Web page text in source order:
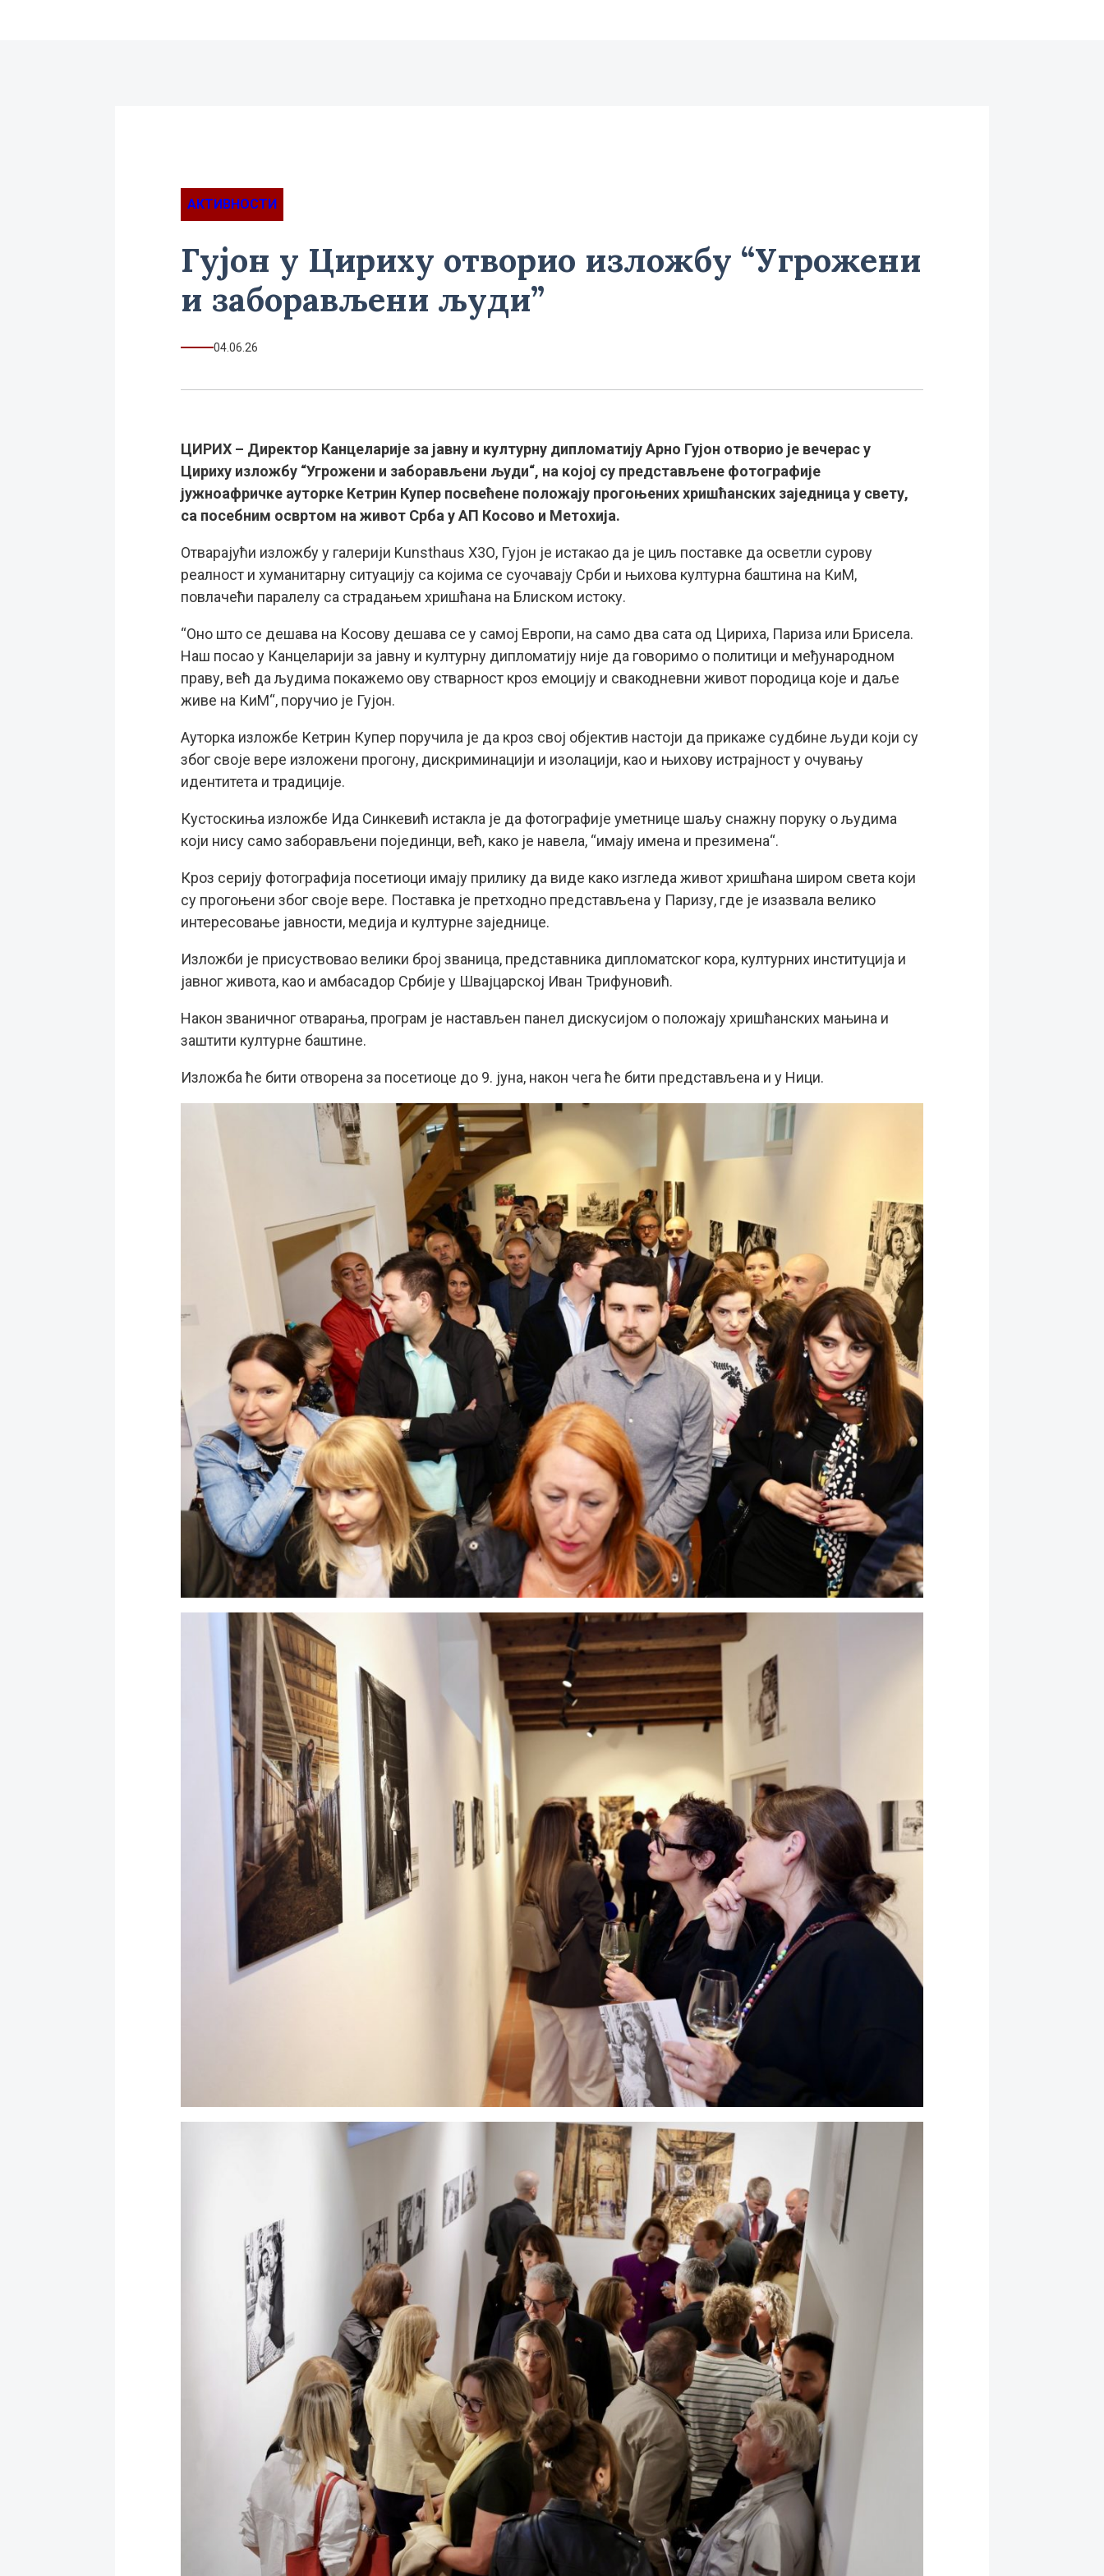
АКТИВНОСТИ
Гујон у Цириху отворио изложбу “Угрожени
и заборављени људи”
04.06.26
ЦИРИХ – Директор Канцеларије за јавну и културну дипломатију Арно Гујон отворио је вечерас у
Цириху изложбу “Угрожени и заборављени људи“, на којој су представљене фотографије
јужноафричке ауторке Кетрин Купер посвећене положају прогоњених хришћанских заједница у свету,
са посебним освртом на живот Срба у АП Косово и Метохија.
Отварајући изложбу у галерији Kunsthaus Х3О, Гујон је истакао да је циљ поставке да осветли сурову
реалност и хуманитарну ситуацију са којима се суочавају Срби и њихова културна баштина на КиМ,
повлачећи паралелу са страдањем хришћана на Блиском истоку.
“Оно што се дешава на Косову дешава се у самој Европи, на само два сата од Цириха, Париза или Брисела.
Наш посао у Канцеларији за јавну и културну дипломатију није да говоримо о политици и међународном
праву, већ да људима покажемо ову стварност кроз емоцију и свакодневни живот породица које и даље
живе на КиМ“, поручио је Гујон.
Ауторка изложбе Кетрин Купер поручила је да кроз свој објектив настоји да прикаже судбине људи који су
због своје вере изложени прогону, дискриминацији и изолацији, као и њихову истрајност у очувању
идентитета и традиције.
Кустоскиња изложбе Ида Синкевић истакла је да фотографије уметнице шаљу снажну поруку о људима
који нису само заборављени појединци, већ, како је навела, “имају имена и презимена“.
Кроз серију фотографија посетиоци имају прилику да виде како изгледа живот хришћана широм света који
су прогоњени због своје вере. Поставка је претходно представљена у Паризу, где је изазвала велико
интересовање јавности, медија и културне заједнице.
Изложби је присуствовао велики број званица, представника дипломатског кора, културних институција и
јавног живота, као и амбасадор Србије у Швајцарској Иван Трифуновић.
Након званичног отварања, програм је настављен панел дискусијом о положају хришћанских мањина и
заштити културне баштине.
Изложба ће бити отворена за посетиоце до 9. јуна, након чега ће бити представљена и у Ници.